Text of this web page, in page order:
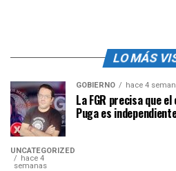
LO MÁS
GOBIERNO hace 4
La FGR precisa que
Puga es
UNCATEGORIZED
hace 4
semanas